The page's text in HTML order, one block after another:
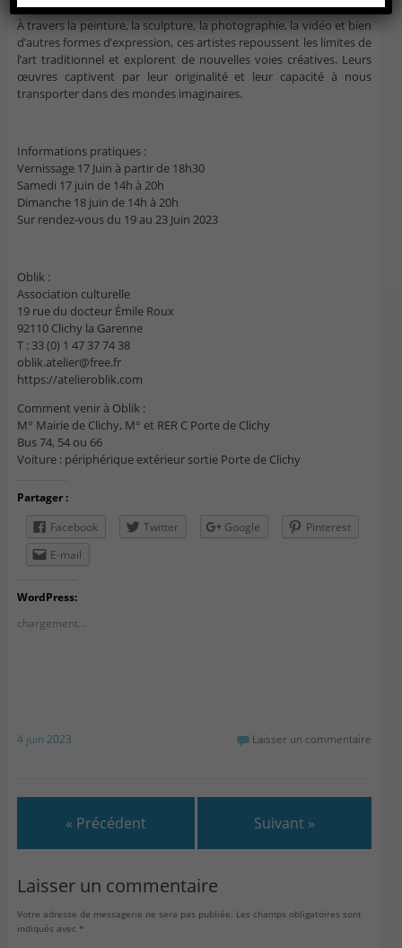
À travers la peinture, la sculpture, la photographie, la vidéo et bien
d’autres formes d’expression, ces artistes repoussent les limites de
l’art traditionnel et explorent de nouvelles voies créatives. Leurs
œuvres captivent par leur originalité et leur capacité à nous
transporter dans des mondes imaginaires.
Informations pratiques :
Vernissage 17 Juin à partir de 18h30
Samedi 17 juin de 14h à 20h
Dimanche 18 juin de 14h à 20h
Sur rendez-vous du 19 au 23 Juin 2023
Oblik :
Association culturelle
19 rue du docteur Émile Roux
92110 Clichy la Garenne
T : 33 (0) 1 47 37 74 38
oblik.atelier@free.fr
https://atelieroblik.com
Comment venir à Oblik :
M° Mairie de Clichy, M° et RER C Porte de Clichy
Bus 74, 54 ou 66
Voiture : périphérique extérieur sortie Porte de Clichy
Partager :
Facebook
Twitter Google
Pinterest
E-mail
WordPress:
chargement…
4 juin 2023 Laisser un commentaire
« Précédent Suivant »
Laisser un commentaire
Votre adresse de messagerie ne sera pas publiée. Les champs obligatoires sont
indiqués avec *